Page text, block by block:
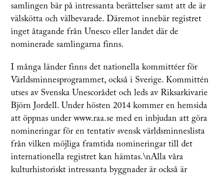
samlingen bär på intressanta berättelser samt att de är
välskötta och välbevarade. Däremot innebär registret
inget åtagande från Unesco eller landet där de
nominerade samlingarna finns.
I många länder finns det nationella kommittéer för
Världsminnesprogrammet, också i Sverige. Kommittén
utses av Svenska Unescorådet och leds av Riksarkivarie
Björn Jordell. Under hösten 2014 kommer en hemsida
att öppnas under www.raa.se med en inbjudan att göra
nomineringar för en tentativ svensk världsminneslista
från vilken möjliga framtida nomineringar till det
internationella registret kan hämtas.\nAlla våra
kulturhistoriskt intressanta byggnader är också är